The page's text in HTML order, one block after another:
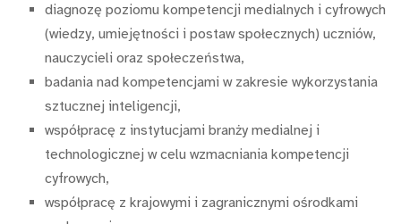
diagnozę poziomu kompetencji medialnych i cyfrowych
(wiedzy, umiejętności i postaw społecznych) uczniów,
nauczycieli oraz społeczeństwa,
badania nad kompetencjami w zakresie wykorzystania
sztucznej inteligencji,
współpracę z instytucjami branży medialnej i
technologicznej w celu wzmacniania kompetencji
cyfrowych,
współpracę z krajowymi i zagranicznymi ośrodkami